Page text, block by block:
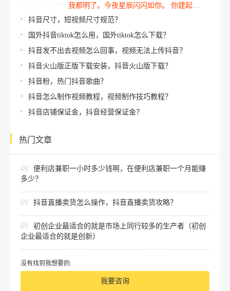
我都明了。今夜星辰闪闪如你。 你建起…
抖音尺寸，短视频尺寸规范？
国外抖音tiktok怎么用，国外tiktok怎么下载？
抖音发不出去视频怎么回事，视频无法上传抖音？
抖音火山版正版下载安装，抖音火山版下载？
抖音粉，热门抖音歌曲？
抖音怎么制作视频教程，视频制作技巧教程？
抖音店铺保证金，抖音经营保证金？
热门文章
01
便利店兼职一小时多少钱啊，在便利店兼职一个月能赚
多少？
01 抖音直播卖货怎么操作，抖音直播卖货攻略？
01
初创企业最适合的就是市场上同行较多的生产者（初创
企业最适合的就是创新）
没有找到我想要的:
我要咨询